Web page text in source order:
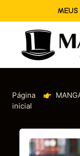
MEUS
Página
inicial